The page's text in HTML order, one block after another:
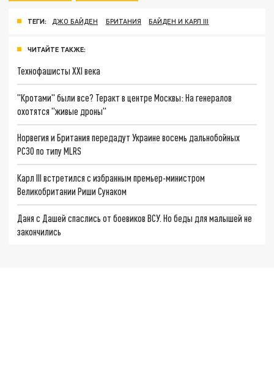
ТЕГИ: ДЖО БАЙДЕН БРИТАНИЯ БАЙДЕН И КАРЛ III
ЧИТАЙТЕ ТАКЖЕ:
Технофашисты XXI века
"Кротами" были все? Теракт в центре Москвы: На генералов
охотятся "живые дроны"
Норвегия и Британия передадут Украине восемь дальнобойных
РСЗО по типу MLRS
Карл III встретился с избранным премьер-министром
Великобритании Риши Сунаком
Даня с Дашей спаслись от боевиков ВСУ. Но беды для малышей не
закончились